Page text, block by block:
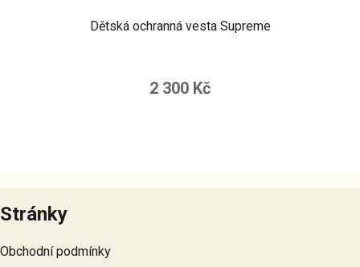
Dětská ochranná vesta Supreme
2 300 Kč
á
p
a
Stránky
Obchodní podmínky